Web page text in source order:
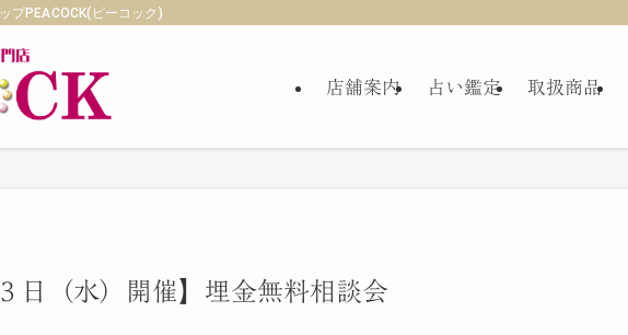
プPEACOCK(ピーコック)
店舗案内 占い鑑定 取扱商品
日（水）開催】埋金無料相談会